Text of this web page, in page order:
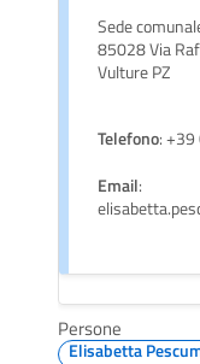
Sede
85028 Via
Vulture PZ
Telefono:
Email:
Persone
Elisabetta